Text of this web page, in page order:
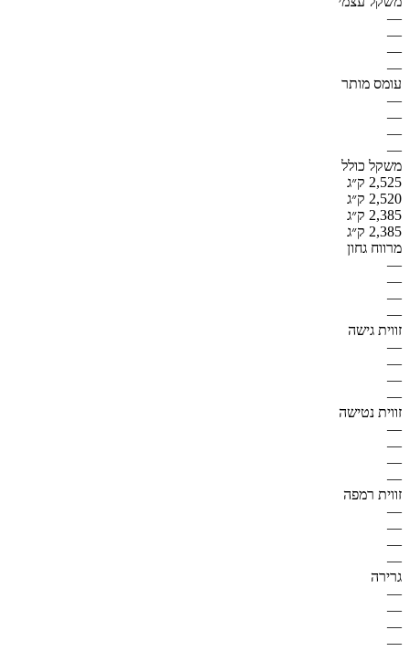
—
—
—
—
עומס מותר
—
—
—
—
משקל כולל
2,525 ק״ג
2,520 ק״ג
2,385 ק״ג
2,385 ק״ג
מרווח גחון
—
—
—
—
זווית גישה
—
—
—
—
זווית נטישה
—
—
—
—
זווית רמפה
—
—
—
—
גרירה
—
—
—
—